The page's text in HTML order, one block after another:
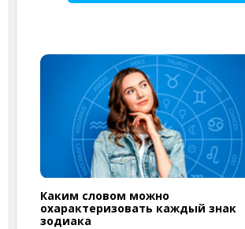
Каким словом можно
охарактеризовать каждый знак
зодиака